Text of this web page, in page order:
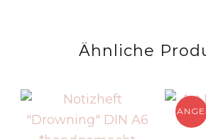
Ähnliche